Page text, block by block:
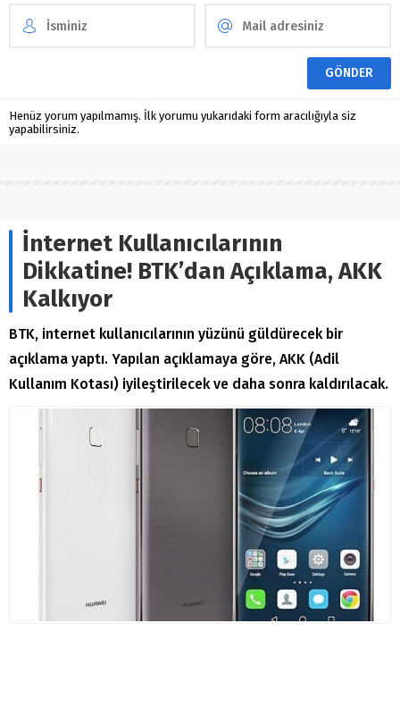
Henüz yorum yapılmamış. İlk yorumu yukarıdaki form aracılığıyla siz
yapabilirsiniz.
İnternet Kullanıcılarının
Dikkatine! BTK’dan Açıklama, AKK
Kalkıyor
BTK, internet kullanıcılarının yüzünü güldürecek bir
açıklama yaptı. Yapılan açıklamaya göre, AKK (Adil
Kullanım Kotası) iyileştirilecek ve daha sonra kaldırılacak.